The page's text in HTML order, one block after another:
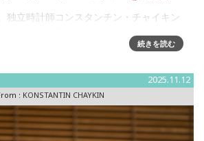
独立時計師コンスタンチン・チャイキン
のレアピースとして日本では2025年12月
ル」がロシ
続きを読む
2025.11.12
: KONSTANTIN CHAYKIN